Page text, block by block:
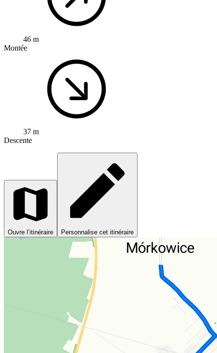
46 m
Montée
37 m
Descente
Ouvre l’itinéraire Personnalise cet itinéraire